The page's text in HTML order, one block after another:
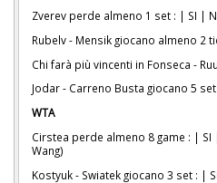
Zverev perde almeno 1 set : | SI |
Rubelv - Mensik giocano almeno 2
Chi farà più vincenti in Fonseca -
Jodar - Carreno Busta giocano 5
WTA
Cirstea perde almeno 8 game : |
Wang)
Kostyuk - Swiatek giocano 3 set : |